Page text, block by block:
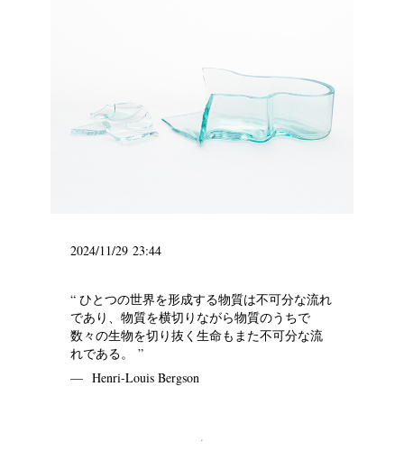
2024/11/29 23:44
“ ひとつの世界を形成する物質は不可分な流れ
であり、物質を横切りながら物質のうちで
数々の生物を切り抜く生命もまた不可分な流
れである。 ”
— Henri-Louis Bergson
.